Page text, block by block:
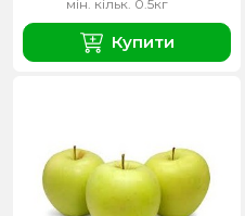
мін. кільк. 0.5кг
Купити